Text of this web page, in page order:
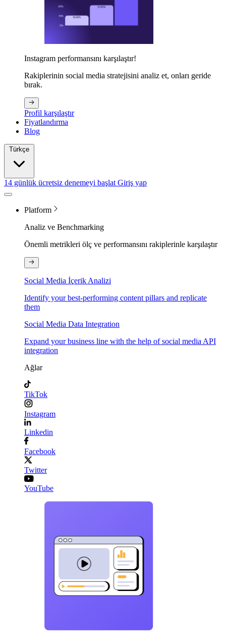
Instagram performansını karşılaştır!
Rakiplerinin social media stratejisini analiz et, onları geride
bırak.
Profil karşılaştır
Fiyatlandırma
Blog
14 günlük ücretsiz denemeyi başlat Giriş yap
Platform
Analiz ve Benchmarking
Önemli metrikleri ölç ve performansını rakiplerinle karşılaştır
Social Media İçerik Analizi
Identify your best-performing content pillars and replicate
them
Social Media Data Integration
Expand your business line with the help of social media API
integration
Ağlar
TikTok
Instagram
Linkedin
Facebook
Twitter
YouTube